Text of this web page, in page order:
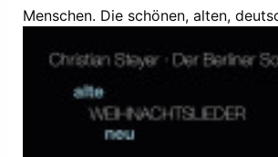
Menschen. Die schönen, alten,